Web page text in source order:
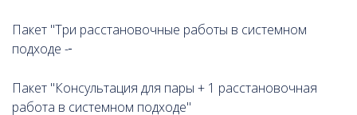
Пакет "Три расстановочные работы в системном
подходе -
Пакет "Консультация для пары + 1 расстановочная
работа в системном подходе"